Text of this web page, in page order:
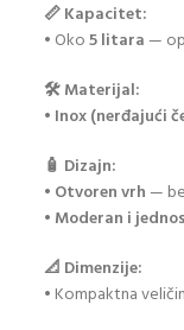
📏 Kapacitet:
• Oko5 litara—
🛠️ Materijal:
• Inox (nerđajući
🧴 Dizajn:
• Otvoren vrh—
• Moderan i
📐 Dimenzije:
• Kompaktna